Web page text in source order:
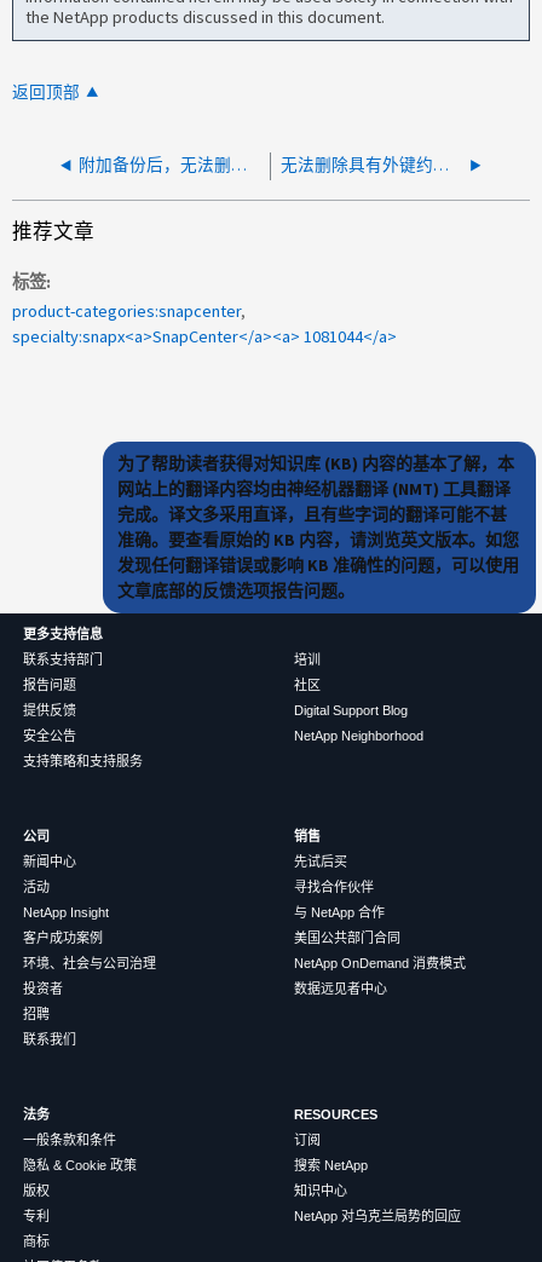
the NetApp products discussed in this document.
返回顶部
附加备份后，无法删除 SC 策略 无法删除具有外键约束错误的资源组
推荐文章
标签
product-categories:snapcenter
specialty:snapx<a>SnapCenter</a><a> 1081044</a>
为了帮助读者获得对知识库 (KB) 内容的基本了解，本
网站上的翻译内容均由神经机器翻译 (NMT) 工具翻译
完成。译文多采用直译，且有些字词的翻译可能不甚
准确。要查看原始的 KB 内容，请浏览英文版本。如您
发现任何翻译错误或影响 KB 准确性的问题，可以使用
文章底部的反馈选项报告问题。
更多支持信息
联系支持部门
报告问题
提供反馈
安全公告
支持策略和支持服务
培训
社区
Digital Support Blog
NetApp Neighborhood
公司
新闻中心
活动
NetApp Insight
客户成功案例
环境、社会与公司治理
投资者
招聘
联系我们
销售
先试后买
寻找合作伙伴
与 NetApp 合作
美国公共部门合同
NetApp OnDemand 消费模式
数据远见者中心
法务
一般条款和条件
隐私 & Cookie 政策
版权
专利
商标
RESOURCES
订阅
搜索 NetApp
知识中心
NetApp 对乌克兰局势的回应